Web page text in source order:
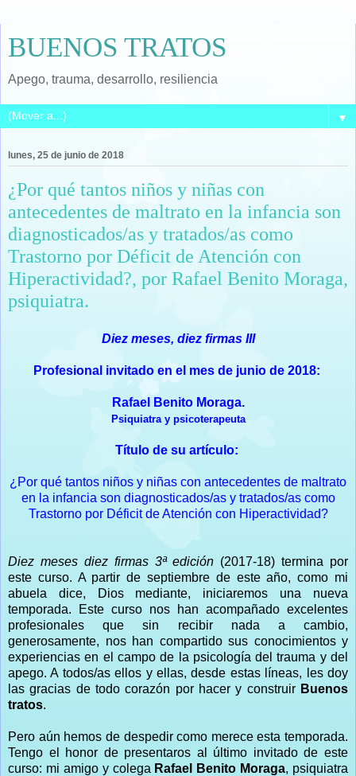
BUENOS TRATOS
Apego, trauma, desarrollo, resiliencia
▼
lunes, 25 de junio de 2018
¿Por qué tantos niños y niñas con
antecedentes de maltrato en la infancia son
diagnosticados/as y tratados/as como
Trastorno por Déficit de Atención con
Hiperactividad?, por Rafael Benito Moraga,
psiquiatra.
Diez meses, diez firmas III
Profesional invitado en el mes de junio de 2018:
Rafael Benito Moraga.
Psiquiatra y psicoterapeuta
Título de su artículo:
¿Por qué tantos niños y niñas con antecedentes de maltrato
en la infancia son diagnosticados/as y tratados/as como
Trastorno por Déficit de Atención con Hiperactividad?
Diez meses diez firmas 3ª edición (2017-18) termina por
este curso. A partir de septiembre de este año, como mi
abuela dice, Dios mediante, iniciaremos una nueva
temporada. Este curso nos han acompañado excelentes
profesionales que sin recibir nada a cambio,
generosamente, nos han compartido sus conocimientos y
experiencias en el campo de la psicología del trauma y del
apego. A todos/as ellos y ellas, desde estas líneas, les doy
las gracias de todo corazón por hacer y construir Buenos
tratos.
Pero aún hemos de despedir como merece esta temporada.
Tengo el honor de presentaros al último invitado de este
curso: mi amigo y colega Rafael Benito Moraga, psiquiatra